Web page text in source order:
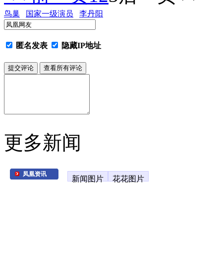
鸟巢 国家一级演员 李丹阳
匿名发表 隐藏IP地址
更多新闻
凤凰资讯
新闻图片 花花图片